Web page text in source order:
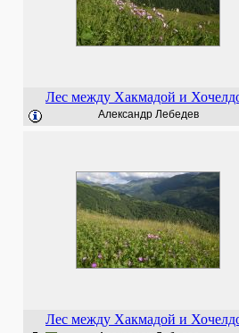
Лес между Хакмадой и
Александр Лебедев
Лес между Хакмадой и